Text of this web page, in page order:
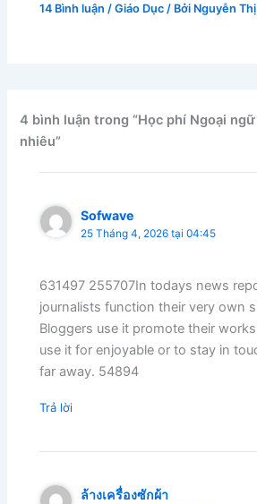
14 Bình luận /Giáo Dục / Bởi Nguyễn
4 bình luận trong “Học phí Ngoại
nhiêu”
Sofwave
25 Tháng 4, 2026 tại 04:45
631497 255707In todays news
journalists function their very own
Bloggers use it promote their
use it for enjoyable or to stay in
far away. 54894
Trả lời
ล้างเครื่องซักผ้า